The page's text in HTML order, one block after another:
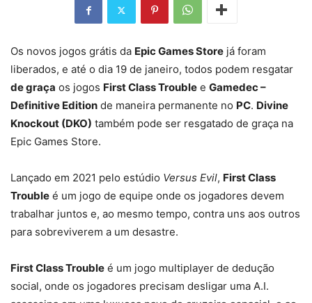
Os novos jogos grátis da Epic Games Store já foram
liberados, e até o dia 19 de janeiro, todos podem resgatar
de graça os jogos First Class Trouble e Gamedec –
Definitive Edition de maneira permanente no PC. Divine
Knockout (DKO) também pode ser resgatado de graça na
Epic Games Store.
Lançado em 2021 pelo estúdio Versus Evil, First Class
Trouble é um jogo de equipe onde os jogadores devem
trabalhar juntos e, ao mesmo tempo, contra uns aos outros
para sobreviverem a um desastre.
First Class Trouble é um jogo multiplayer de dedução
social, onde os jogadores precisam desligar uma A.I.